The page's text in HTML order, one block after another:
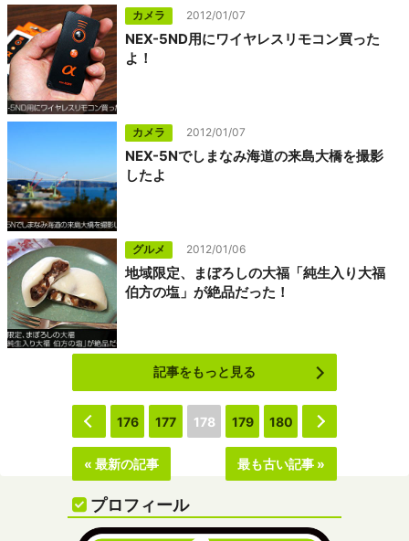
カメラ 2012/01/07
NEX-5ND用にワイヤレスリモコン買った
よ！
カメラ 2012/01/07
NEX-5Nでしまなみ海道の来島大橋を撮影
したよ
グルメ 2012/01/06
地域限定、まぼろしの大福「純生入り大福
伯方の塩」が絶品だった！
記事をもっと見る
‹ 176 177 178 179 180 ›
« 最新の記事 最も古い記事 »
プロフィール